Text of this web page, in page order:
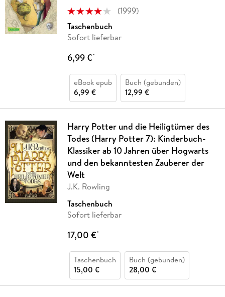
(1999)
Taschenbuch
Sofort lieferbar
6,99 €*
eBook epub
6,99 €
Buch (gebunden)
12,99 €
Harry Potter und die Heiligtümer des
Todes (Harry Potter 7): Kinderbuch-
Klassiker ab 10 Jahren über Hogwarts
und den bekanntesten Zauberer der
Welt
J.K. Rowling
Taschenbuch
Sofort lieferbar
17,00 €*
Taschenbuch
15,00 €
Buch (gebunden)
28,00 €